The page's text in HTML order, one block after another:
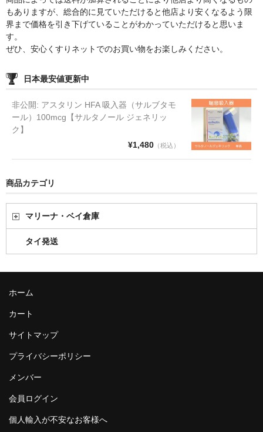
もありますが、総合的に見ていただけると他店より安くなるよう限
界まで価格を引き下げていることがわかっていただけると思いま
す。
ぜひ、安心くすりネットでのお買い物をお楽しみください。
日本最安値更新中
非公開: アスタリン HFA 吸入器（サルブタモ
ール）100mcg【サルタノール ジェネリッ
ク】
¥1,480（税込）
商品カテゴリ
マリーナ・ベイ倉庫
タイ発送
ホーム
カート
サイトマップ
プライバシーポリシー
メンバー
会員ログイン
個人輸入が不安なお客様へ